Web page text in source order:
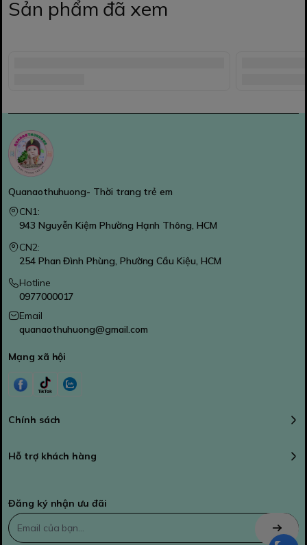
Sản phẩm đã xem
Quanaothuhuong- Thời trang trẻ em
CN1:
943 Nguyễn Kiệm Phường Hạnh Thông, HCM
CN2:
254 Phan Đình Phùng, Phường Cầu Kiệu, HCM
Hotline
0977000017
Email
quanaothuhuong@gmail.com
Mạng xã hội
Chính sách
Hỗ trợ khách hàng
Đăng ký nhận ưu đãi